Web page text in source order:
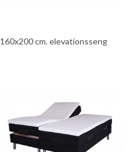
160x200 cm. elevationsseng